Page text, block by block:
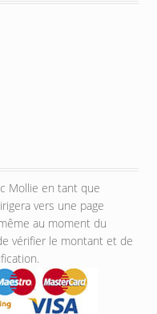
Mollie en tant que
vers une page
au moment du
vérifier le montant et de